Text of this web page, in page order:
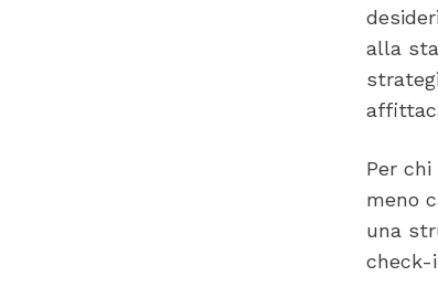
alla
Per
meno
una
check-